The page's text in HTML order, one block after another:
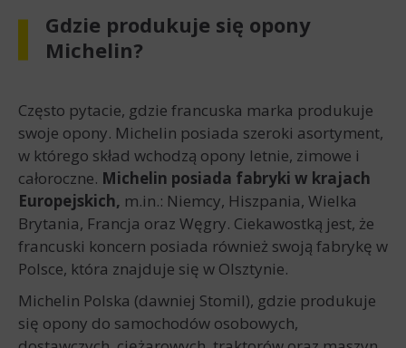
Gdzie produkuje się opony
Michelin?
Często pytacie, gdzie francuska marka produkuje
swoje opony. Michelin posiada szeroki asortyment,
w którego skład wchodzą opony letnie, zimowe i
całoroczne. Michelin posiada fabryki w krajach
Europejskich, m.in.: Niemcy, Hiszpania, Wielka
Brytania, Francja oraz Węgry. Ciekawostką jest, że
francuski koncern posiada również swoją fabrykę w
Polsce, która znajduje się w Olsztynie.
Michelin Polska (dawniej Stomil), gdzie produkuje
się opony do samochodów osobowych,